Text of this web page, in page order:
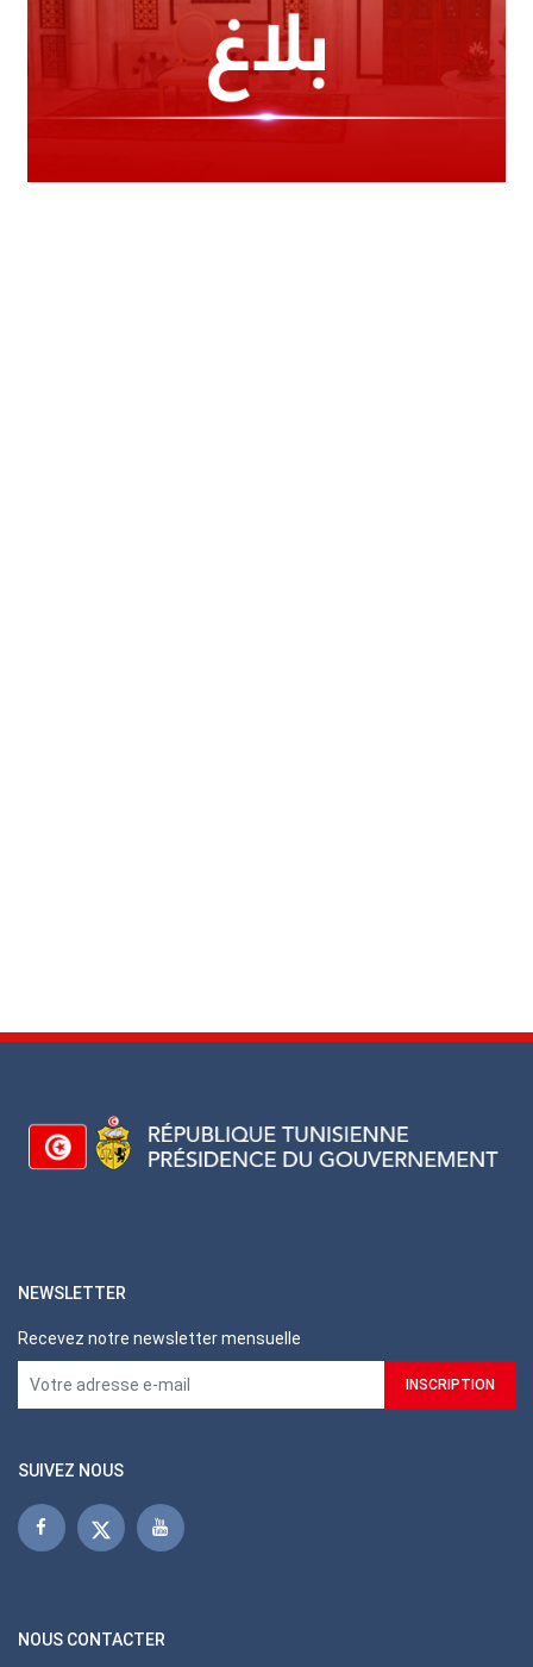
NEWSLETTER
Recevez notre newsletter mensuelle
SUIVEZ NOUS
NOUS CONTACTER